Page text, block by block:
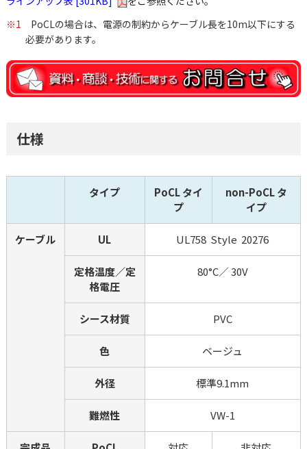
※1 PoCLの場合は、電源の制約からケーブル長を10m以下にする
必要があります。
仕様
タイプ
PoCL タイ
プ
non-PoCL タ
イプ
ケーブル UL UL758  Style  20276
定格温度／定
格電圧
80°C／ 30V
シース材質 PVC
色 ベージュ
外径 標準9.1mm
難燃性 VW-1